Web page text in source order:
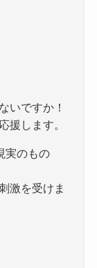
いですか！
援します。
実のもの
激を受けま